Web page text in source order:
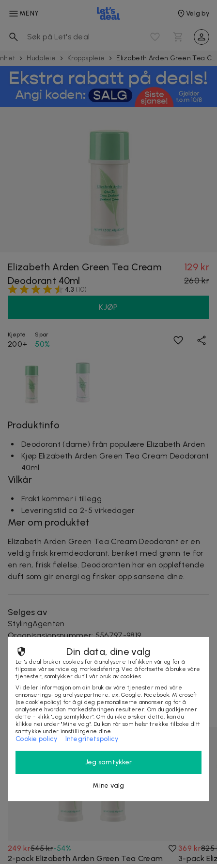
MENY Velg by
Hudpleie Kroppspleie Elizabeth Arden Green Tea Cream Deodorant 40ml
Elizabeth Arden Green Tea Cream
Deodorant 40ml
129 kr
260 kr
4,3 (10)
KJØP
Kjøpte
200+
Spar
50%
Produktinfo
Deodorant (dame) från populære Elizabeth Arden
Kjøp Elizabeth Arden Green Tea Cream Deodorant
40ml
Vilkår
Frakt kommer i tillegg
Leveringstid ca 2-5 virkedager
Mer om produktet
Elizabeth Arden Green Tea Cream Deodorant er en
veldig frisk kremdeodorant, beriket med grønn te for
en ren, frisk følelse. Deodoranten har en oppløftende
duft som gir energi og frisker opp sansene dine.
Selges av
StylingAgenten
Organisasjonsnummer:556797-9819
KJØP
Lignende deals
249 kr545 kr-54%
2-pack Elizabeth Arden Green Tea Cream
369 kr825
3-pack
Din data, dine valg
Let's deal bruker cookies for å analysere trafikken vår og for å
tilpasse vår service og markedsføring. Ved å fortsette å bruke våre
tjenester, samtykker du til vår bruk av cookies.
Vi deler informasjon om din bruk av våre tjenester med våre
annonserings- og analysepartnere, ex. Google, Facebook, Microsoft
(se cookiepolicy) for å gi deg personaliserte annonser og for å
analysere hvordan markedsføringen resulterer. Om du godkjenner
dette - klikk "Jeg samtykker". Om du ikke ønsker dette, kan du
klikke nei under "Mine valg". Du kan når som helst trekke tilbake ditt
samtykke under innstillingene dine.
Cookie policy Integritetspolicy
Jeg samtykker
Mine valg